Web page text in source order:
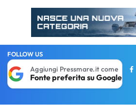
FOLLOW US
Aggiungi Pressmare.it come
Fonte preferita su Google